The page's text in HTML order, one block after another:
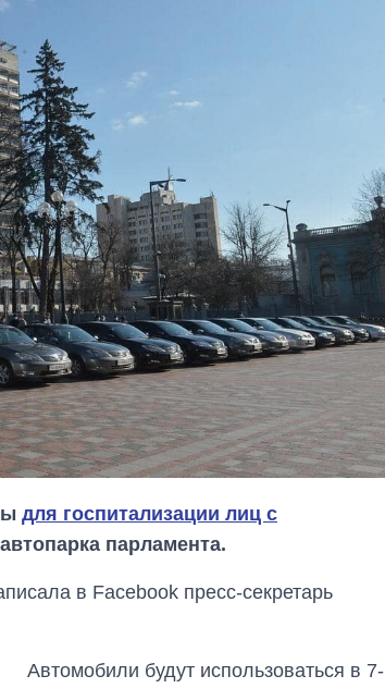
для госпитализации лиц с
парламента.
в Facebook пресс-секретарь
Автомобили будут использоваться в 7-